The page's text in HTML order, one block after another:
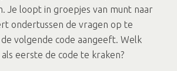
Je loopt in groepjes van munt naar
ondertussen de vragen op te
volgende code aangeeft. Welk
eerste de code te kraken?